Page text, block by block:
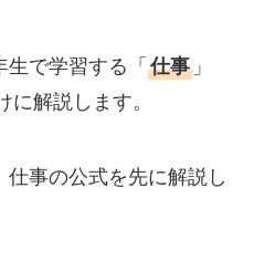
で学習する「 仕事」
に解説します。
事の公式を先に解説し